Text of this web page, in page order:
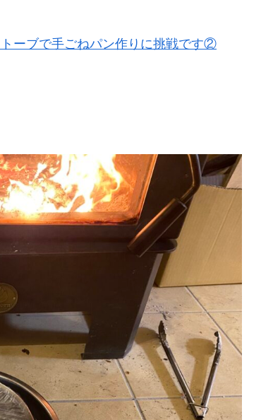
ーブで手ごねパン作りに挑戦です②